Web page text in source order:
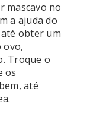
mascavo no
a ajuda do
até obter um
ovo,
Troque o
os
até